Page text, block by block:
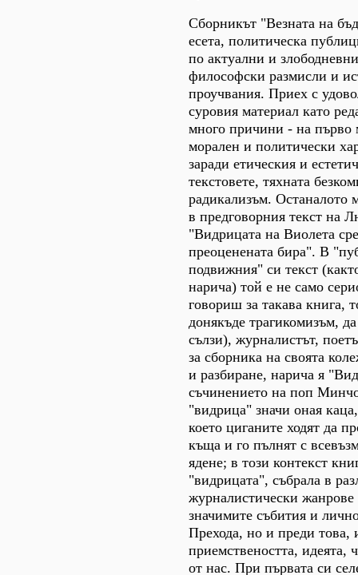
Сборникът "Везната на
есета, политическа
по актуални и
философски размисли и
проучвания. Приех с
суровия материал като
много причини - на първо
морален и политически
заради етическия и
текстовете, тяхната
радикализъм. Останалото
в предговорния текст на
"Видрицата на Виолета
преоценената бира". В
подвижния" си текст
нарича) той е не само
говориш за такава книга,
донякъде трагикомизъм,
сълзи), журналистът,
за сборника на своята
и разбиране, нарича я
съчинението на поп
"видрица" значи оная
което циганите ходят да
къща и го пълнят с
ядене; в този контекст
"видрицата", събрала в
журналистически
значимите събития и
Прехода, но и преди това,
приемствеността, идеята,
от нас. При първата си